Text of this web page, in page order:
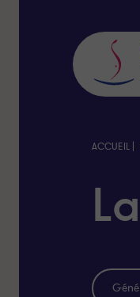
ACCUEIL |